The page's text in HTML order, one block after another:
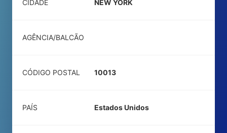
CIDADE NEW YORK
AGÊNCIA/BALCÃO
CÓDIGO POSTAL 10013
PAÍS Estados Unidos